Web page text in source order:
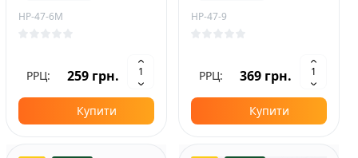
HP-47-6M
РРЦ: 259 грн.
Купити
HP-47-9
РРЦ: 369 грн.
Купити